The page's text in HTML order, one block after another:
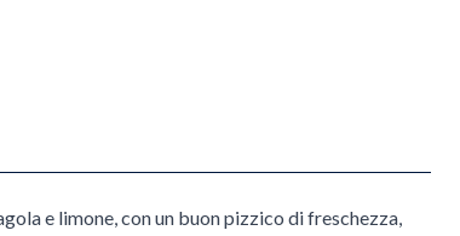
e limone, con un buon pizzico di freschezza,